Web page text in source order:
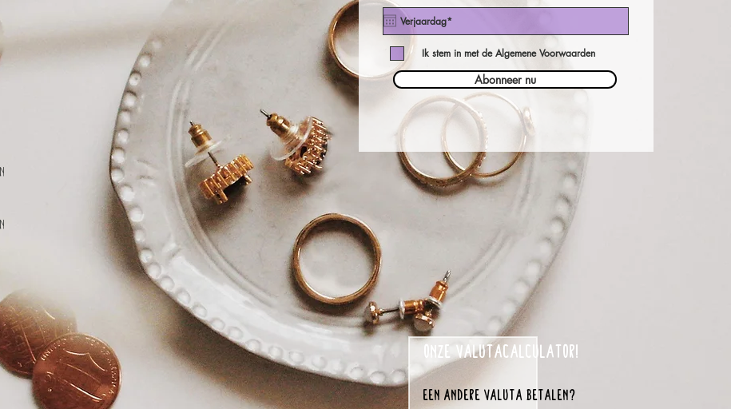
Ik stem in met de Algemene Voorwaarden
Abonneer nu
onze valutacalculator!
een andere valuta betalen?